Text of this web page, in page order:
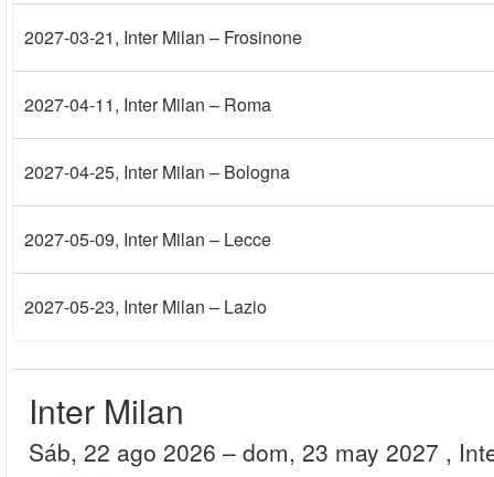
2027-03-21, Inter Milan – Frosinone
2027-04-11, Inter Milan – Roma
2027-04-25, Inter Milan – Bologna
2027-05-09, Inter Milan – Lecce
2027-05-23, Inter Milan – Lazio
Inter Milan
sáb, 22 ago 2026 – dom, 23 may 2027 ,